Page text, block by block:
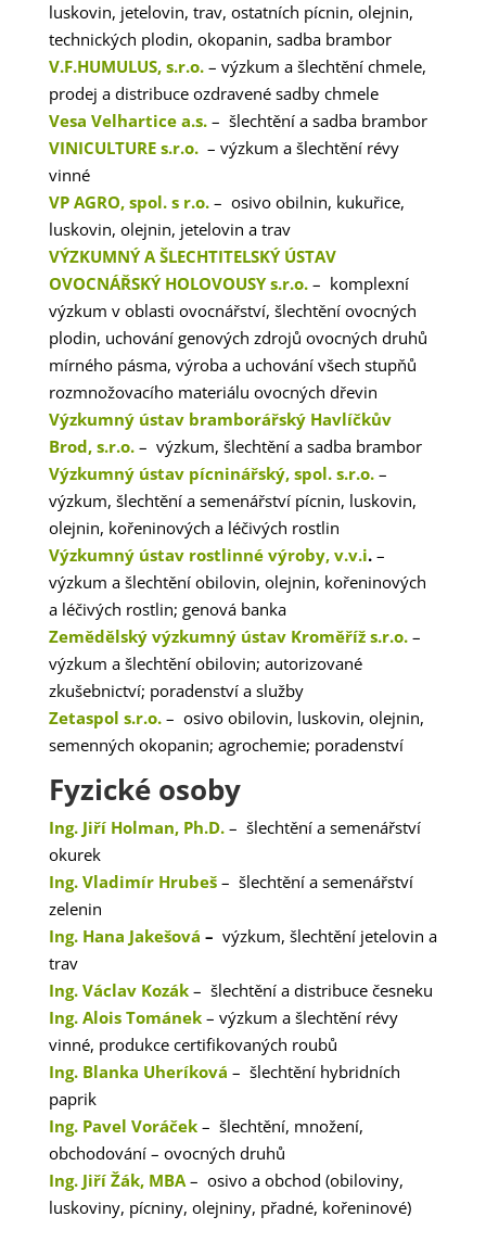
luskovin, jetelovin, trav, ostatních pícnin, olejnin,
technických plodin, okopanin, sadba brambor
V.F.HUMULUS, s.r.o.– výzkum a šlechtění chmele,
prodej a distribuce ozdravené sadby chmele
Vesa Velhartice a.s.– šlechtění a sadba brambor
VINICULTURE s.r.o. – výzkum a šlechtění révy
vinné
VP AGRO, spol. s r.o.– osivo obilnin, kukuřice,
luskovin, olejnin, jetelovin a trav
VÝZKUMNÝ A ŠLECHTITELSKÝ ÚSTAV
OVOCNÁŘSKÝ HOLOVOUSY s.r.o. – komplexní
výzkum v oblasti ovocnářství, šlechtění ovocných
plodin, uchování genových zdrojů ovocných druhů
mírného pásma, výroba a uchování všech stupňů
rozmnožovacího materiálu ovocných dřevin
Výzkumný ústav bramborářský Havlíčkův
Brod, s.r.o.– výzkum, šlechtění a sadba brambor
Výzkumný ústav pícninářský, spol. s.r.o.–
výzkum, šlechtění a semenářství pícnin, luskovin,
olejnin, kořeninových a léčivých rostlin
Výzkumný ústav rostlinné výroby, v.v.i.–
výzkum a šlechtění obilovin, olejnin, kořeninových
a léčivých rostlin; genová banka
Zemědělský výzkumný ústav Kroměříž s.r.o.–
výzkum a šlechtění obilovin; autorizované
zkušebnictví; poradenství a služby
Zetaspol s.r.o.– osivo obilovin, luskovin, olejnin,
semenných okopanin; agrochemie; poradenství
Fyzické osoby
Ing. Jiří Holman, Ph.D.– šlechtění a semenářství
okurek
Ing. Vladimír Hrubeš– šlechtění a semenářství
zelenin
Ing. Hana Jakešová – výzkum, šlechtění jetelovin a
trav
Ing. Václav Kozák – šlechtění a distribuce česneku
Ing. Alois Tománek – výzkum a šlechtění révy
vinné, produkce certifikovaných roubů
Ing. Blanka Uheríková – šlechtění hybridních
paprik
Ing. Pavel Voráček – šlechtění, množení,
obchodování – ovocných druhů
Ing. Jiří Žák, MBA – osivo a obchod (obiloviny,
luskoviny, pícniny, olejniny, přadné, kořeninové)